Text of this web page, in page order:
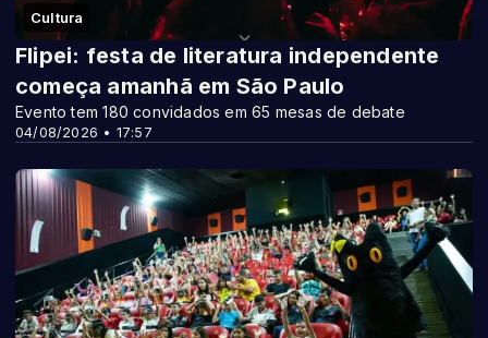
Cultura
04/08/2026 • 17:57
Flipei: festa de literatura independente
começa amanhã em São Paulo
Evento tem 180 convidados em 65 mesas de debate